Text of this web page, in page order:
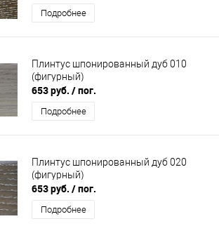
Подробнее
Плинтус шпонированный дуб 010
(фигурный)
653 руб. / пог.
Подробнее
Плинтус шпонированный дуб 020
(фигурный)
653 руб. / пог.
Подробнее